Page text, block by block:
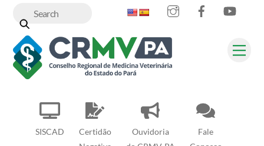
content
SISCAD
Certidão
Ouvidoria
Fale
InstagramFacebook